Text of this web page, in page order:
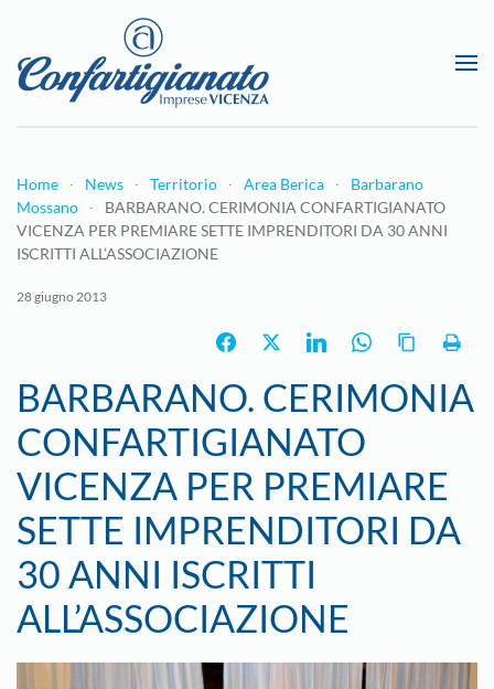
Passa al contenuto principale
Home News Territorio Area Berica
Barbarano
Mossano
BARBARANO. CERIMONIA CONFARTIGIANATO
VICENZA PER PREMIARE SETTE IMPRENDITORI DA 30 ANNI
ISCRITTI ALL’ASSOCIAZIONE
28 giugno 2013
BARBARANO. CERIMONIA
CONFARTIGIANATO
VICENZA PER PREMIARE
SETTE IMPRENDITORI DA
30 ANNI ISCRITTI
ALL’ASSOCIAZIONE